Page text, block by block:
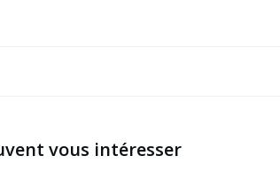
vous intéresser